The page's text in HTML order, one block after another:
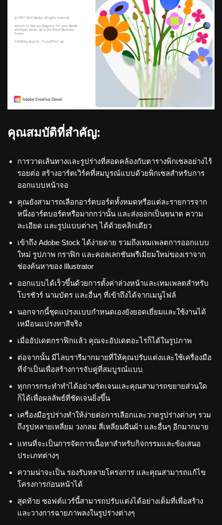
คุณสมบัติที่สำคัญ:
การวาดเส้นทางและรูปร่างที่สอดคล้องกับตารางพิกเซลอย่างไร้
รอยต่อ สร้างอาร์ตเวิร์คที่สมบูรณ์แบบด้วยพิกเซลสำหรับการ
ออกแบบหน้าจอ
คุณยังสามารถเลือกอาร์ตบอร์ดทั้งหมดหรือแต่ละรายการจาก
หนึ่งอาร์ตบอร์ดหรือมากกว่านั้น และส่งออกเป็นขนาด ความ
ละเอียด และรูปแบบต่างๆ ได้ด้วยคลิกเดียว
เข้าถึง Adobe Stock ได้ง่ายดาย รวมถึงเทมเพลตการออกแบบ
ใหม่ รูปภาพ กราฟิก และคอลเลกชันพรีเมียมใหม่ของเราจาก
ช่องค้นหาของ Illustrator
ออกแบบได้เร็วขึ้นด้วยการตั้งค่าล่วงหน้าและเทมเพลตสำหรับ
โบรชัวร์ นามบัตร และอื่นๆ ที่เข้าถึงได้จากเมนูไฟล์
นอกจากนี้ชุดแปรงแบบกำหนดเองยังยอดเยี่ยมและใช้งานได้
เหมือนแปรงทาสีจริง
เมื่ออัปเดตกราฟิกแล้ว คุณจะอัปเดตอะไรก็ได้ในรูปภาพ
ต่อจากนั้น มีไลบรารีมากมายที่ให้คุณปรับแต่งและใช้เครื่องมือ
ที่จำเป็นเพื่อสร้างการจับคู่ที่สมบูรณ์แบบ
ทุกการกระทำทำได้อย่างชัดเจนและคุณสามารถขยายส่วนใด
ก็ได้เพื่อผลลัพธ์ที่ชัดเจนยิ่งขึ้น
เครื่องมือรูปร่างทำให้ง่ายต่อการเลือกและวาดรูปร่างต่างๆ รวม
ถึงรูปหลายเหลี่ยม วงกลม สี่เหลี่ยมผืนผ้า และอื่นๆ อีกมากมาย
แทนที่จะเป็นการจัดการเนื้อหาสำหรับกิจกรรมและข้อเสนอ
ประเภทต่างๆ
ความน่าจะเป็น รองรับหลายโครงการ และคุณสามารถแก้ไข
โครงการก่อนหน้าได้
สุดท้าย ซอฟต์แวร์นี้สามารถปรับแต่งได้อย่างเต็มที่เพื่อสร้าง
และวางการฉายภาพลงในรูปร่างต่างๆ